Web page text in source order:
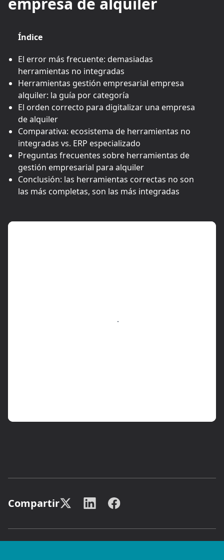
Índice
El error más frecuente: demasiadas
herramientas no integradas
Herramientas gestión empresarial empresa
alquiler: la guía por categoría
El orden correcto para digitalizar una empresa
de alquiler
Comparativa: ecosistema de herramientas no
integradas vs. ERP especializado
Preguntas frecuentes sobre herramientas de
gestión empresarial para alquiler
Conclusión: las herramientas correctas no son
las más completas, son las más integradas
Compartir